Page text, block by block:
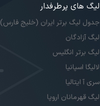
لیگ های پرطرفدار
جدول لیگ برتر ایران (خلیج فارس)
لیگ آزادگان
لیگ برتر انگلیس
لالیگا اسپانیا
سری آ ایتالیا
لیگ قهرمانان اروپا